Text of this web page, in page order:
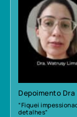
Depoimento
“Fiquei
detalhes”